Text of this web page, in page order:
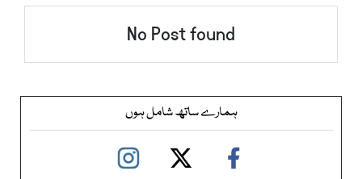
No Post found
ہمارے ساتھ شامل ہوں